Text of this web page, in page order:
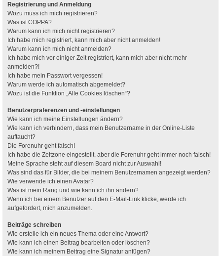
Registrierung und Anmeldung
Wozu muss ich mich registrieren?
Was ist COPPA?
Warum kann ich mich nicht registrieren?
Ich habe mich registriert, kann mich aber nicht anmelden!
Warum kann ich mich nicht anmelden?
Ich habe mich vor einiger Zeit registriert, kann mich aber nicht mehr
anmelden?!
Ich habe mein Passwort vergessen!
Warum werde ich automatisch abgemeldet?
Wozu ist die Funktion „Alle Cookies löschen“?
Benutzerpräferenzen und -einstellungen
Wie kann ich meine Einstellungen ändern?
Wie kann ich verhindern, dass mein Benutzername in der Online-Liste
auftaucht?
Die Forenuhr geht falsch!
Ich habe die Zeitzone eingestellt, aber die Forenuhr geht immer noch falsch!
Meine Sprache steht auf diesem Board nicht zur Auswahl!
Was sind das für Bilder, die bei meinem Benutzernamen angezeigt werden?
Wie verwende ich einen Avatar?
Was ist mein Rang und wie kann ich ihn ändern?
Wenn ich bei einem Benutzer auf den E-Mail-Link klicke, werde ich
aufgefordert, mich anzumelden.
Beiträge schreiben
Wie erstelle ich ein neues Thema oder eine Antwort?
Wie kann ich einen Beitrag bearbeiten oder löschen?
Wie kann ich meinem Beitrag eine Signatur anfügen?